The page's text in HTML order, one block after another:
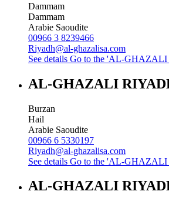
Dammam
Dammam
Arabie Saoudite
00966 3 8239466
Riyadh@al-ghazalisa.com
See details Go to the 'AL-
AL-GHAZALI
Burzan
Hail
Arabie Saoudite
00966 6 5330197
Riyadh@al-ghazalisa.com
See details Go to the 'AL-
AL-GHAZALI